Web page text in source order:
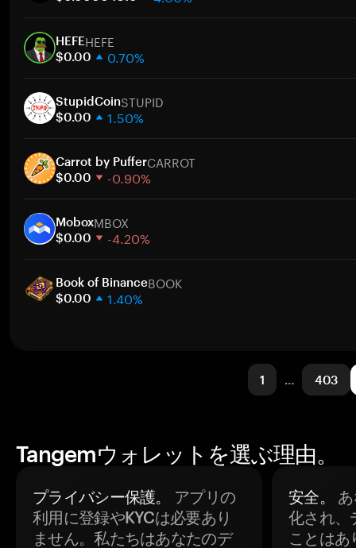
30日間
時価総額
HEFEHEFE
$0.00 0.70%
30日間
時価総額
StupidCoinSTUPID
$0.00 1.50%
30日間
時価総額
Carrot by PufferCARROT
$0.00 -0.90%
30日間
時価総額
MoboxMBOX
$0.00 -4.20%
30日間
時価総額
Book of BinanceBOOK
$0.00 1.40%
1 … 403
Tangemウォレットを選ぶ理由。
プライバシー保護。
アプリの
利用に登録やKYCは必要あり
ません。私たちはあなたのデ
安全。
化され、
ことはあ